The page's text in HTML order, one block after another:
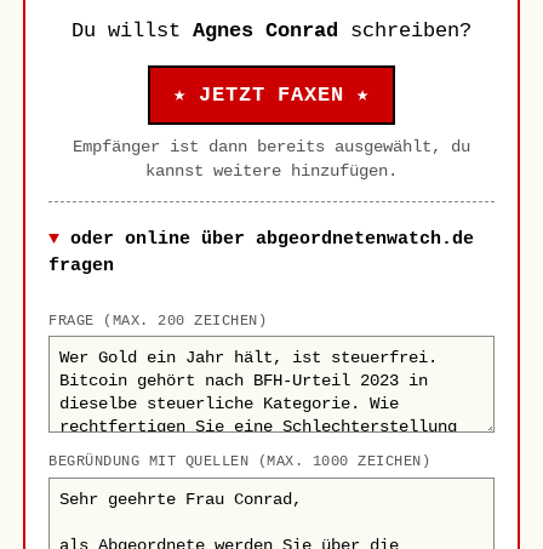
Du willst Agnes Conrad schreiben?
★ JETZT FAXEN ★
Empfänger ist dann bereits ausgewählt, du
kannst weitere hinzufügen.
oder online über abgeordnetenwatch.de
fragen
FRAGE (MAX. 200 ZEICHEN)
BEGRÜNDUNG MIT QUELLEN (MAX. 1000 ZEICHEN)